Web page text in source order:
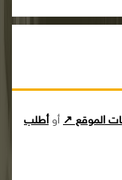
الموقع ↗ أوأطلب